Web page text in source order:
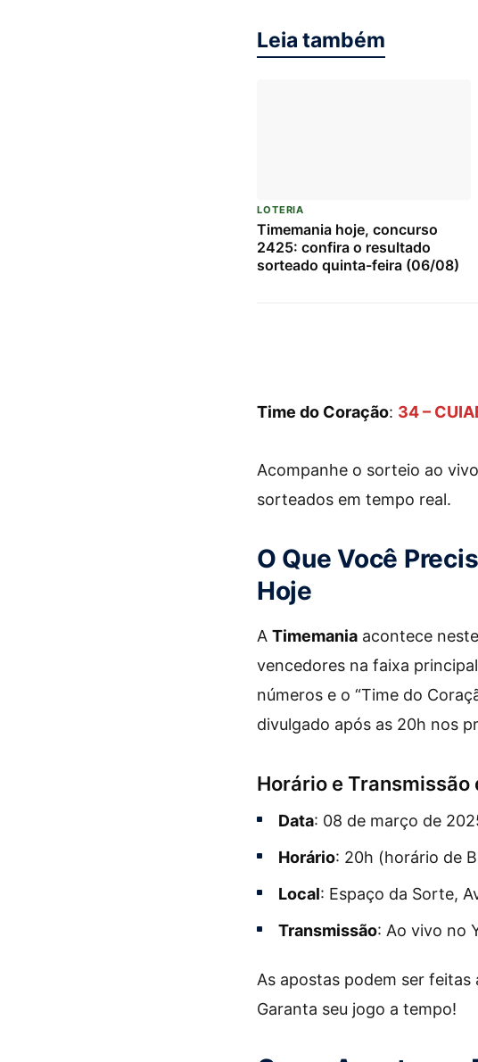
Leia também
LOTERIA
Timemania hoje, concurso
2425: confira o resultado
sorteado quinta-feira (06/08)
Time do Coração: 34 –
Acompanhe o sorteio ao
sorteados em tempo real.
O Que Você
Hoje
A Timemania acontece
vencedores na faixa
números e o “Time do
divulgado após as 20h nos
Horário e Transmissão
Data: 08 de março de
Horário: 20h (horário de
Local: Espaço da Sorte,
Transmissão: Ao vivo no
As apostas podem ser feitas
Garanta seu jogo a tempo!